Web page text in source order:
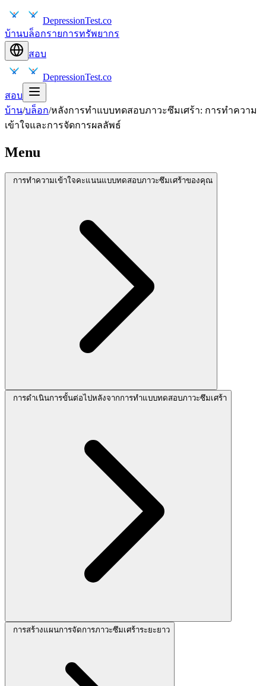
DepressionTest.co
บ้านบล็อกรายการทรัพยากร
สอบ
DepressionTest.co
สอบ
บ้าน/บล็อก/หลังการทำแบบทดสอบภาวะซึมเศร้า: การทำความ
เข้าใจและการจัดการผลลัพธ์
Menu
การทำความเข้าใจคะแนนแบบทดสอบภาวะซึมเศร้าของคุณ
การดำเนินการขั้นต่อไปหลังจากการทำแบบทดสอบภาวะซึมเศร้า
การสร้างแผนการจัดการภาวะซึมเศร้าระยะยาว